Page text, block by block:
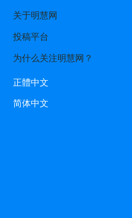
关于明慧网
投稿平台
为什么关注明慧网？
正體中文
简体中文